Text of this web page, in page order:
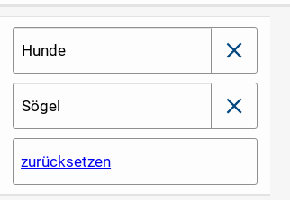
Hunde schließen
Sögel schließen
zurücksetzen